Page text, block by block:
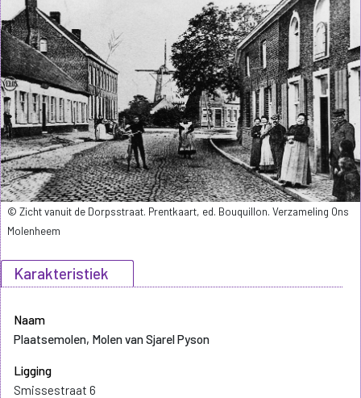
Karakteristiek
Naam
Plaatsemolen, Molen van Sjarel Pyson
Ligging
Smissestraat 6
© Zicht vanuit de Dorpsstraat. Prentkaart, ed. Bouquillon. Verzameling Ons
Molenheem